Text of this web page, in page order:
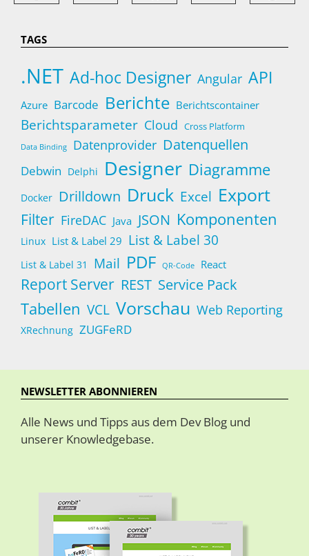
TAGS
.NET Ad-hoc Designer Angular API
Azure Barcode Berichte Berichtscontainer
Berichtsparameter Cloud Cross Platform
Data Binding Datenprovider Datenquellen
Debwin Delphi Designer Diagramme
Docker Drilldown Druck Excel Export
Filter FireDAC Java JSON Komponenten
Linux List & Label 29 List & Label 30
List & Label 31 Mail PDF QR-Code React
Report Server REST Service Pack
Tabellen VCL Vorschau Web Reporting
XRechnung ZUGFeRD
NEWSLETTER ABONNIEREN
Alle News und Tipps aus dem Dev Blog und
unserer Knowledgebase.